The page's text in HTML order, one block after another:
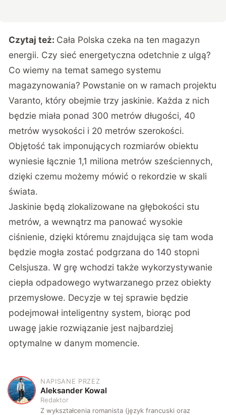
Czytaj też: Cała Polska czeka na ten magazyn
energii. Czy sieć energetyczna odetchnie z ulgą?
Co wiemy na temat samego systemu
magazynowania? Powstanie on w ramach projektu
Varanto, który obejmie trzy jaskinie. Każda z nich
będzie miała ponad 300 metrów długości, 40
metrów wysokości i 20 metrów szerokości.
Objętość tak imponujących rozmiarów obiektu
wyniesie łącznie 1,1 miliona metrów sześciennych,
dzięki czemu możemy mówić o rekordzie w skali
świata.
Jaskinie będą zlokalizowane na głębokości stu
metrów, a wewnątrz ma panować wysokie
ciśnienie, dzięki któremu znajdująca się tam woda
będzie mogła zostać podgrzana do 140 stopni
Celsjusza. W grę wchodzi także wykorzystywanie
ciepła odpadowego wytwarzanego przez obiekty
przemysłowe. Decyzje w tej sprawie będzie
podejmował inteligentny system, biorąc pod
uwagę jakie rozwiązanie jest najbardziej
optymalne w danym momencie.
A
NAPISANE PRZEZ
Aleksander Kowal
Redaktor
Z wykształcenia romanista (język francuski oraz